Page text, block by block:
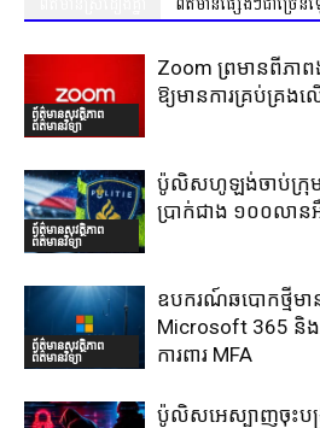
ព័ត៌មានសុវត្ថិភាព
ព័ត៌មានវិទ្យា
Zoom ព្រមានពីភា
ឱ្យមានការគ្រប់គ្រ
ព័ត៌មានសុវត្ថិភាព
ព័ត៌មានវិទ្យា
ប៉ូលិសហូឡង់ចាប់ក្រុ
ប្រាក់ជាង ១០០លាន
ព័ត៌មានសុវត្ថិភាព
ព័ត៌មានវិទ្យា
ឧបករណ៍ឆបោកថ្មី
Microsoft 365 និង
ការពារ MFA
ប៉ូលិសអេស្បាញចុះបង្